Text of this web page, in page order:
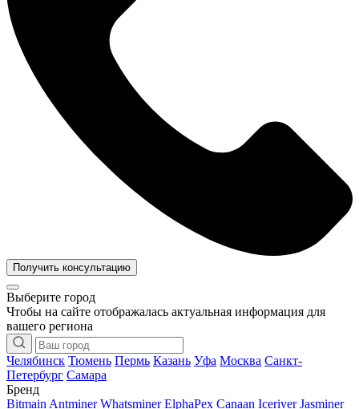
Получить консультацию
Выберите город
Чтобы на сайте отображалась актуальная информация для
вашего региона
Челябинск Тюмень Пермь Казань Уфа Москва Санкт-
Петербург Самара
Бренд
Bitmain Antminer Whatsminer ElphaPex Canaan Iceriver Jasminer